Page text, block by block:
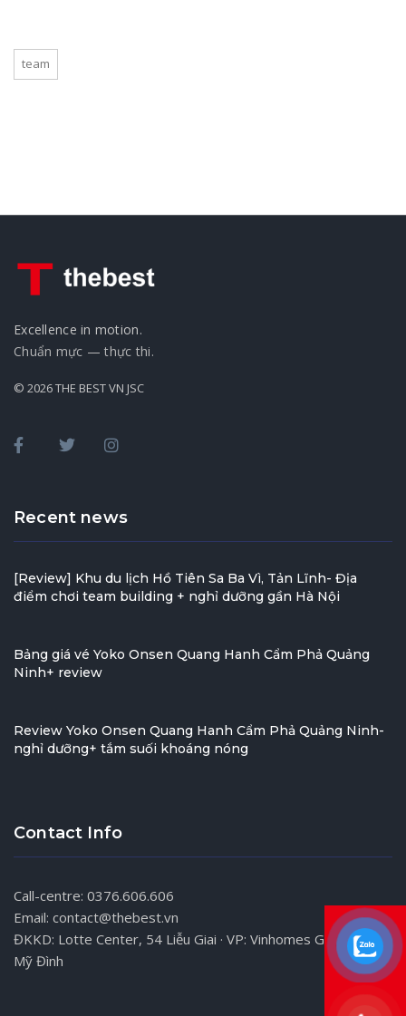
team
Excellence in motion.
Chuẩn mực — thực thi.
© 2026 THE BEST VN JSC
Recent news
[Review] Khu du lịch Hồ Tiên Sa Ba Vì, Tản Lĩnh- Địa
điểm chơi team building + nghỉ dưỡng gần Hà Nội
Bảng giá vé Yoko Onsen Quang Hanh Cẩm Phả Quảng
Ninh+ review
Review Yoko Onsen Quang Hanh Cẩm Phả Quảng Ninh-
nghỉ dưỡng+ tắm suối khoáng nóng
Contact Info
Call-centre: 0376.606.606
Email: contact@thebest.vn
ĐKKD: Lotte Center, 54 Liễu Giai · VP: Vinhomes Gardenia,
Mỹ Đình